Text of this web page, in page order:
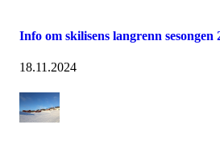
Info om skilisens langrenn sesongen
18.11.2024